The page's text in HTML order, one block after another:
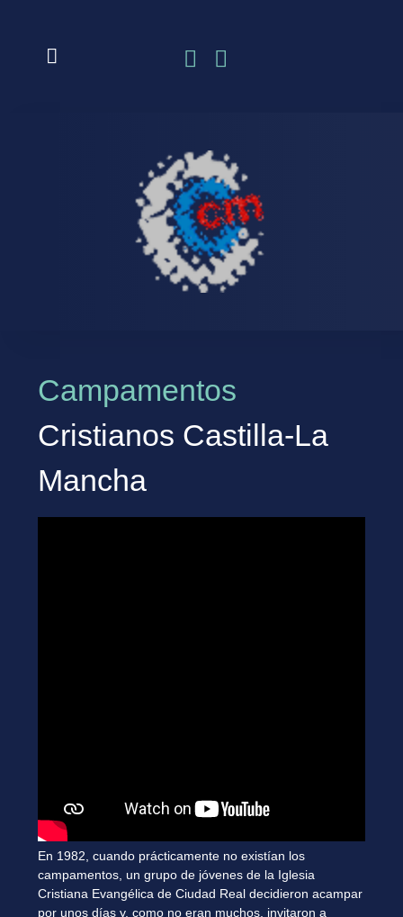
Campamentos
Cristianos Castilla-La
Mancha
En 1982, cuando prácticamente no existían los
campamentos, un grupo de jóvenes de la Iglesia
Cristiana Evangélica de Ciudad Real decidieron acampar
por unos días y, como no eran muchos, invitaron a